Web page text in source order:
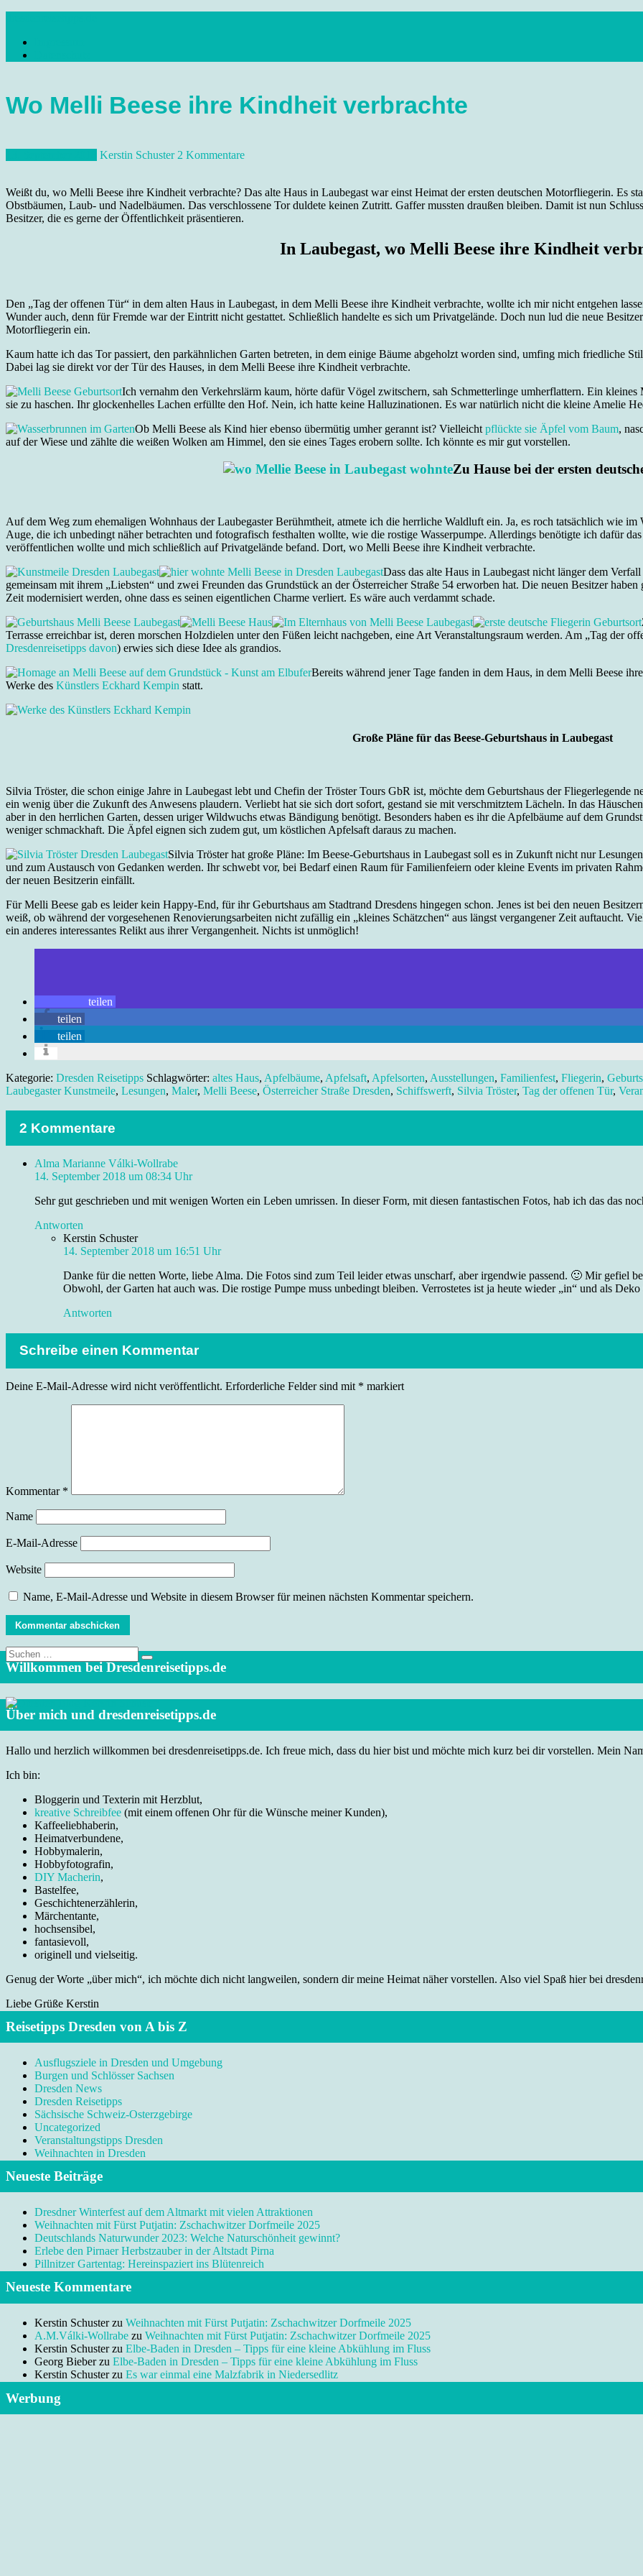
content
Reisetipps Dresden, Sehenswürdigkeiten, Ausflugsziele Sachsen, Veranstaltungen, Wandern, Kunst und Kultur im schönen Elbflorenz..
Wo Melli Beese ihre Kindheit verbrachte
Kerstin Schuster 2 Kommentare
Weißt du, wo Melli Beese ihre Kindheit verbrachte? Das alte Haus in Laubegast war einst Heimat der ersten deutschen Motorfliegerin. Es
Obstbäumen, Laub- und Nadelbäumen. Das verschlossene Tor duldete keinen Zutritt. Gaffer mussten draußen bleiben. Damit ist nun
Besitzer, die es gerne der Öffentlichkeit präsentieren.
In Laubegast, wo Melli Beese ihre Kindheit
Den „Tag der offenen Tür“ in dem alten Haus in Laubegast, in dem Melli Beese ihre Kindheit verbrachte, wollte ich mir nicht entgehen
Wunder auch, denn für Fremde war der Eintritt nicht gestattet. Schließlich handelte es sich um Privatgelände. Doch nun lud die neue
Motorfliegerin ein.
Kaum hatte ich das Tor passiert, den parkähnlichen Garten betreten, in dem einige Bäume abgeholzt worden sind, umfing mich friedliche
Dabei lag sie direkt vor der Tür des Hauses, in dem Melli Beese ihre Kindheit verbrachte.
Ich vernahm den Verkehrslärm kaum, hörte dafür Vögel zwitschern, sah Schmetterlinge umherflattern. Ein
sie zu haschen. Ihr glockenhelles Lachen erfüllte den Hof. Nein, ich hatte keine Halluzinationen. Es war natürlich nicht die kleine Amelie
Ob Melli Beese als Kind hier ebenso übermütig umher gerannt ist? Vielleicht pflückte sie Äpfel vom Baum,
auf der Wiese und zählte die weißen Wolken am Himmel, den sie eines Tages erobern sollte. Ich könnte es mir gut vorstellen.
Zu Hause bei der ersten
Auf dem Weg zum ehemaligen Wohnhaus der Laubegaster Berühmtheit, atmete ich die herrliche Waldluft ein. Ja, es roch tatsächlich wie
Auge, die ich unbedingt näher betrachten und fotografisch festhalten wollte, wie die rostige Wasserpumpe. Allerdings benötigte ich dafür
veröffentlichen wollte und mich schließlich auf Privatgelände befand. Dort, wo Melli Beese ihre Kindheit verbrachte.
Dass das alte Haus in Laubegast nicht länger dem
gemeinsam mit ihrem „Liebsten“ und zwei Freunden das Grundstück an der Österreicher Straße 54 erworben hat. Die neuen Besitzer
Zeit modernisiert werden, ohne dass es seinen eigentlichen Charme verliert. Es wäre auch verdammt schade.
Terrasse erreichbar ist, deren morschen Holzdielen unter den Füßen leicht nachgeben, eine Art Veranstaltungsraum werden. Am „Tag der
Dresdenreisetipps davon) erwies sich diese Idee als grandios.
Bereits während jener Tage fanden in dem Haus, in dem Melli Beese
Werke des Künstlers Eckhard Kempin statt.
Große Pläne für das Beese-Geburtshaus in Laubegast
Silvia Tröster, die schon einige Jahre in Laubegast lebt und Chefin der Tröster Tours GbR ist, möchte dem Geburtshaus der Fliegerlegende
ein wenig über die Zukunft des Anwesens plaudern. Verliebt hat sie sich dort sofort, gestand sie mit verschmitztem Lächeln. In das
aber in den herrlichen Garten, dessen uriger Wildwuchs etwas Bändigung benötigt. Besonders haben es ihr die Apfelbäume auf dem
weniger schmackhaft. Die Äpfel eignen sich zudem gut, um köstlichen Apfelsaft daraus zu machen.
Silvia Tröster hat große Pläne: Im Beese-Geburtshaus in Laubegast soll es in Zukunft nicht nur
und zum Austausch von Gedanken werden. Ihr schwebt vor, bei Bedarf einen Raum für Familienfeiern oder kleine Events im privaten
der neuen Besitzerin einfällt.
Für Melli Beese gab es leider kein Happy-End, für ihr Geburtshaus am Stadtrand Dresdens hingegen schon. Jenes ist bei den neuen
weiß, ob während der vorgesehenen Renovierungsarbeiten nicht zufällig ein „kleines Schätzchen“ aus längst vergangener Zeit auftaucht.
ein anderes interessantes Relikt aus ihrer Vergangenheit. Nichts ist unmöglich!
teilen
teilen
teilen
Kategorie: Dresden Reisetipps Schlagwörter: altes Haus, Apfelbäume, Apfelsaft, Apfelsorten, Ausstellungen, Familienfest, Fliegerin,
Laubegaster Kunstmeile, Lesungen, Maler, Melli Beese, Österreicher Straße Dresden, Schiffswerft, Silvia Tröster, Tag der offenen Tür,
2 Kommentare
Alma Marianne Válki-Wollrabe
14. September 2018 um 08:34 Uhr
Sehr gut geschrieben und mit wenigen Worten ein Leben umrissen. In dieser Form, mit diesen fantastischen Fotos, hab ich das das
Antworten
Kerstin Schuster
14. September 2018 um 16:51 Uhr
Danke für die netten Worte, liebe Alma. Die Fotos sind zum Teil leider etwas unscharf, aber irgendwie passend. 🙂 Mir gefiel
Obwohl, der Garten hat auch was. Die rostige Pumpe muss unbedingt bleiben. Verrostetes ist ja heute wieder „in“ und als Deko
Antworten
Schreibe einen Kommentar
Deine E-Mail-Adresse wird nicht veröffentlicht. Erforderliche Felder sind mit * markiert
Kommentar *
Name
E-Mail-Adresse
Website
Name, E-Mail-Adresse und Website in diesem Browser für meinen nächsten Kommentar speichern.
Suche
nach:
Willkommen bei Dresdenreisetipps.de
Über mich und dresdenreisetipps.de
Hallo und herzlich willkommen bei dresdenreisetipps.de. Ich freue mich, dass du hier bist und möchte mich kurz bei dir vorstellen. Mein
Ich bin:
Bloggerin und Texterin mit Herzblut,
kreative Schreibfee (mit einem offenen Ohr für die Wünsche meiner Kunden),
Kaffeeliebhaberin,
Heimatverbundene,
Hobbymalerin,
Hobbyfotografin,
DIY Macherin,
Bastelfee,
Geschichtenerzählerin,
Märchentante,
hochsensibel,
fantasievoll,
originell und vielseitig.
Genug der Worte „über mich“, ich möchte dich nicht langweilen, sondern dir meine Heimat näher vorstellen. Also viel Spaß hier bei
Liebe Grüße Kerstin
Reisetipps Dresden von A bis Z
Ausflugsziele in Dresden und Umgebung
Burgen und Schlösser Sachsen
Dresden News
Dresden Reisetipps
Sächsische Schweiz-Osterzgebirge
Uncategorized
Veranstaltungstipps Dresden
Weihnachten in Dresden
Neueste Beiträge
Dresdner Winterfest auf dem Altmarkt mit vielen Attraktionen
Weihnachten mit Fürst Putjatin: Zschachwitzer Dorfmeile 2025
Deutschlands Naturwunder 2023: Welche Naturschönheit gewinnt?
Erlebe den Pirnaer Herbstzauber in der Altstadt Pirna
Pillnitzer Gartentag: Hereinspaziert ins Blütenreich
Neueste Kommentare
Kerstin Schusterzu Weihnachten mit Fürst Putjatin: Zschachwitzer Dorfmeile 2025
A.M.Válki-Wollrabe zu Weihnachten mit Fürst Putjatin: Zschachwitzer Dorfmeile 2025
Kerstin Schusterzu Elbe-Baden in Dresden – Tipps für eine kleine Abkühlung im Fluss
Georg Bieberzu Elbe-Baden in Dresden – Tipps für eine kleine Abkühlung im Fluss
Kerstin Schusterzu Es war einmal eine Malzfabrik in Niedersedlitz
Werbung